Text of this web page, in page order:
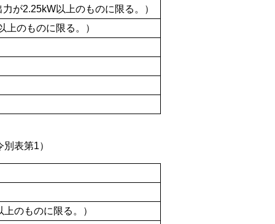
が2.25kW以上のものに限る。）
のものに限る。）
表第1）
のものに限る。）